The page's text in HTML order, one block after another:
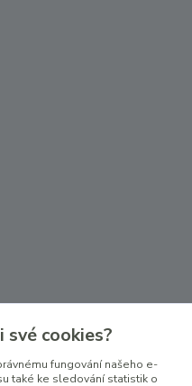
své cookies?
fungování našeho e-
také ke sledování statistik o